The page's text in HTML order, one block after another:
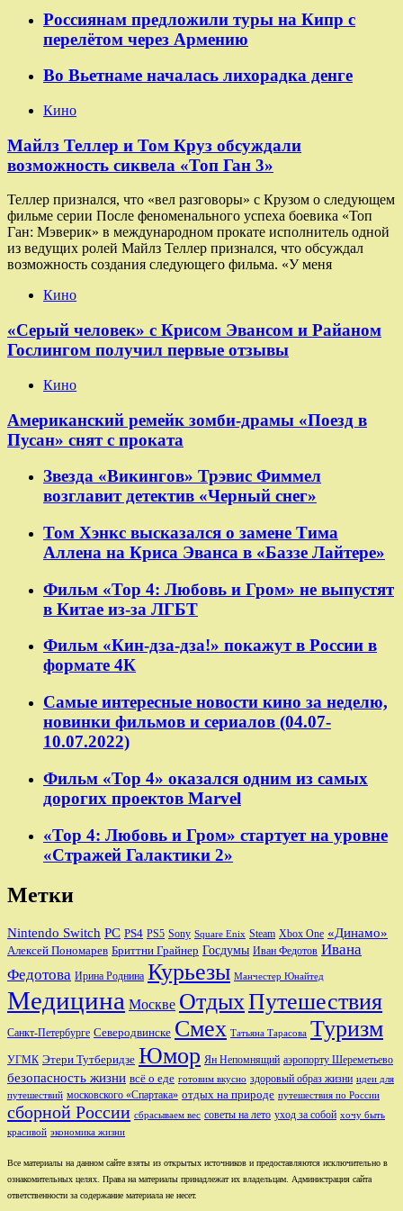
Россиянам предложили туры на Кипр с
перелётом через Армению
Во Вьетнаме началась лихорадка денге
Кино
Майлз Теллер и Том Круз обсуждали
возможность сиквела «Топ Ган 3»
Теллер признался, что «вел разговоры» с Крузом о следующем
фильме серии После феноменального успеха боевика «Топ
Ган: Мэверик» в международном прокате исполнитель одной
из ведущих ролей Майлз Теллер признался, что обсуждал
возможность создания следующего фильма. «У меня
Кино
«Серый человек» с Крисом Эвансом и Райаном
Гослингом получил первые отзывы
Кино
Американский ремейк зомби-драмы «Поезд в
Пусан» снят с проката
Звезда «Викингов» Трэвис Фиммел
возглавит детектив «Черный снег»
Том Хэнкс высказался о замене Тима
Аллена на Криса Эванса в «Баззе Лайтере»
Фильм «Тор 4: Любовь и Гром» не выпустят
в Китае из-за ЛГБТ
Фильм «Кин-дза-дза!» покажут в России в
формате 4К
Самые интересные новости кино за неделю,
новинки фильмов и сериалов (04.07-
10.07.2022)
Фильм «Тор 4» оказался одним из самых
дорогих проектов Marvel
«Тор 4: Любовь и Гром» стартует на уровне
«Стражей Галактики 2»
Метки
Nintendo Switch PC PS4 PS5 Sony Square Enix Steam Xbox One «Динамо»
Алексей Пономарев Бриттни Грайнер Госдумы Иван Федотов Ивана
Федотова Ирина Роднина Курьезы Манчестер Юнайтед
Медицина Москве ОтдыхПутешествия
Санкт-Петербурге Северодвинске Смех Татьяна Тарасова Туризм
УГМК Этери Тутберидзе Юмор Ян Непомнящий аэропорту Шереметьево
безопасность жизни всё о еде готовим вкусно здоровый образ жизни идеи для
путешествий московского «Спартака» отдых на природе путешествия по России
сборной России сбрасываем вес советы на лето уход за собой хочу быть
красивой экономика жизни
Все материалы на данном сайте взяты из открытых источников и предоставляются исключительно в
ознакомительных целях. Права на материалы принадлежат их владельцам. Администрация сайта
ответственности за содержание материала не несет.